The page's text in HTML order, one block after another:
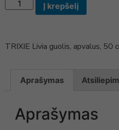
Į krepšelį
TRIXIE Livia guolis, apvalus, 50
Aprašymas
Aprašymas